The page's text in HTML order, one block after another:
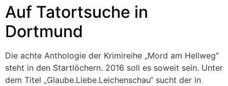
Auf Tatortsuche in
Dortmund
Die achte Anthologie der Krimireihe „Mord am Hellweg“
steht in den Startlöchern. 2016 soll es soweit sein. Unter
dem Titel „Glaube.Liebe.Leichenschau“ sucht der in